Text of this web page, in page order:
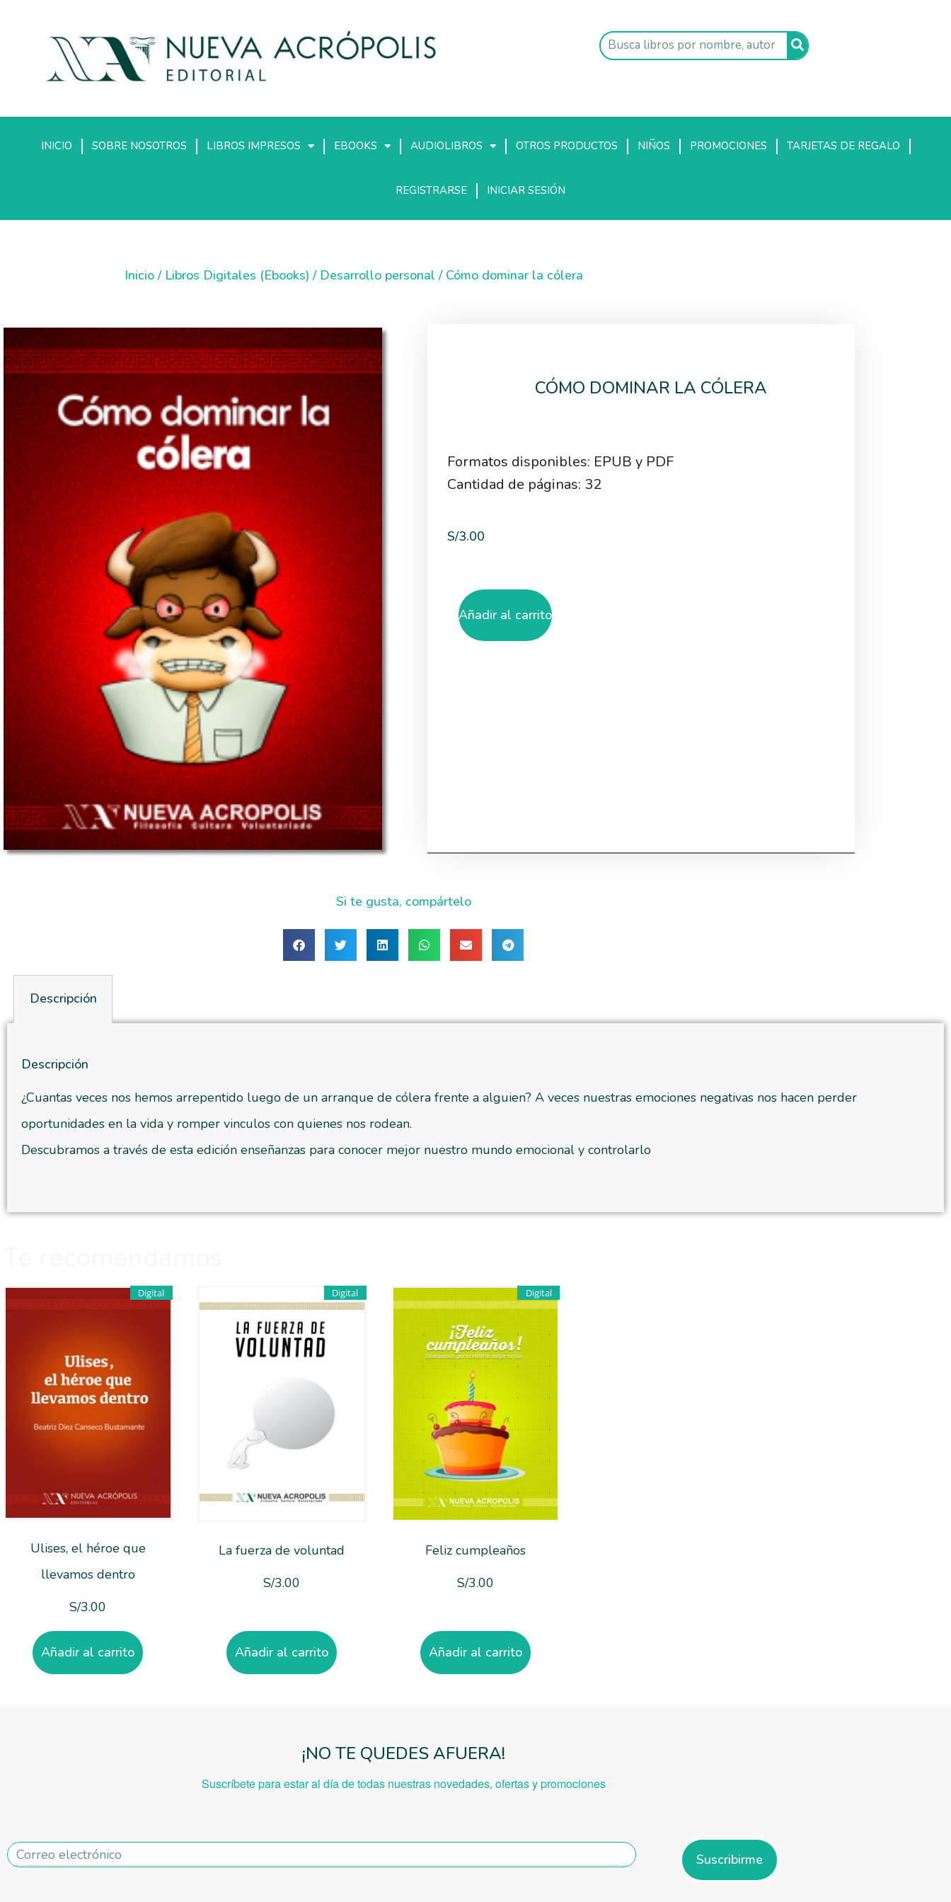
INICIO SOBRE NOSOTROS LIBROS IMPRESOS EBOOKS AUDIOLIBROS OTROS PRODUCTOS NIÑOS PROMOCIONES TARJETAS DE REGALO
REGISTRARSE INICIAR SESIÓN
Inicio/ Libros Digitales (Ebooks) / Desarrollo personal / Cómo dominar la cólera
CÓMO DOMINAR LA CÓLERA
Formatos disponibles: EPUB y PDF
Cantidad de páginas: 32
S/3.00
Añadir al carrito
Si te gusta, compártelo
Descripción
Descripción
¿Cuantas veces nos hemos arrepentido luego de un arranque de cólera frente a alguien? A veces nuestras emociones negativas nos hacen perder
oportunidades en la vida y romper vinculos con quienes nos rodean.
Descubramos a través de esta edición enseñanzas para conocer mejor nuestro mundo emocional y controlarlo
Digital
Ulises, el héroe que
llevamos dentro
S/3.00
Añadir al carrito
Digital
La fuerza de voluntad
S/3.00
Añadir al carrito
Digital
Feliz cumpleaños
S/3.00
Añadir al carrito
¡NO TE QUEDES AFUERA!
Suscríbete para estar al día de todas nuestras novedades, ofertas y promociones
Suscribirme